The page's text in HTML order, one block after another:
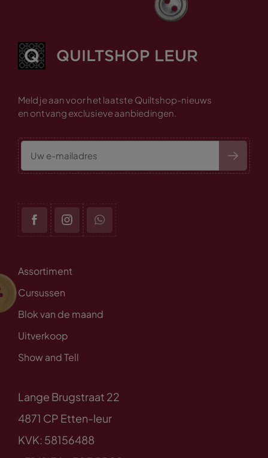
Meld je aan voor het laatste Quiltshop-nieuws
en ontvang exclusieve aanbiedingen.
Assortiment
Cursussen
Blok van de maand
Uitverkoop
Show and Tell
Lange Brugstraat 22
4871 CP Etten-leur
KVK: 58156488